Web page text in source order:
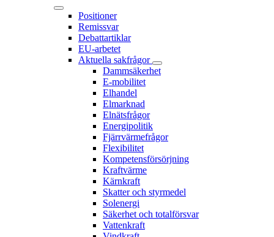
Positioner
Remissvar
Debattartiklar
EU-arbetet
Aktuella sakfrågor
Dammsäkerhet
E-mobilitet
Elhandel
Elmarknad
Elnätsfrågor
Energipolitik
Fjärrvärmefrågor
Flexibilitet
Kompetensförsörjning
Kraftvärme
Kärnkraft
Skatter och styrmedel
Solenergi
Säkerhet och totalförsvar
Vattenkraft